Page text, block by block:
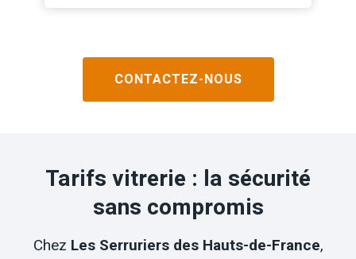
CONTACTEZ-NOUS
Tarifs vitrerie : la sécurité
sans compromis
Chez Les Serruriers des Hauts-de-France,